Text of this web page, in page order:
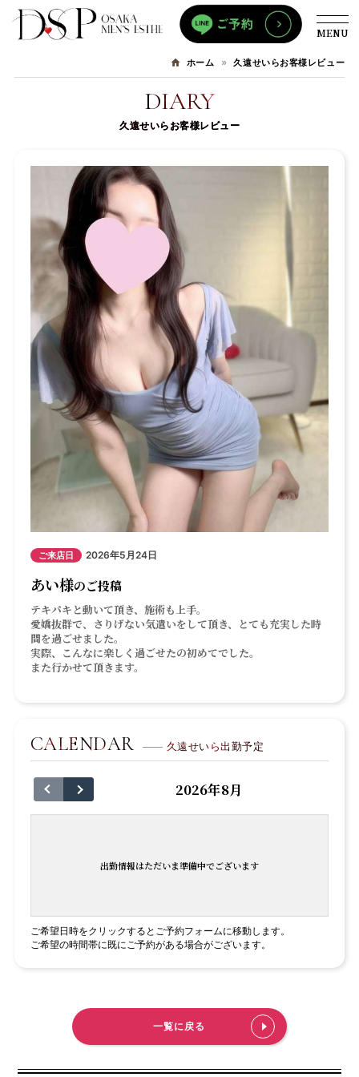
ホーム 久遠せいらお客様レビュー
MENU
DIARY
久遠せいらお客様レビュー
ご来店日 2026年5月24日
あい様のご投稿
テキパキと動いて頂き、施術も上手。
愛嬌抜群で、さりげない気遣いをして頂き、とても充実した時
間を過ごせました。
実際、こんなに楽しく過ごせたの初めてでした。
また行かせて頂きます。
CALENDAR 久遠せいら出勤予定
2026年8月
出勤情報はただいま準備中でございます
ご希望日時をクリックするとご予約フォームに移動します。
ご希望の時間帯に既にご予約がある場合がございます。
一覧に戻る